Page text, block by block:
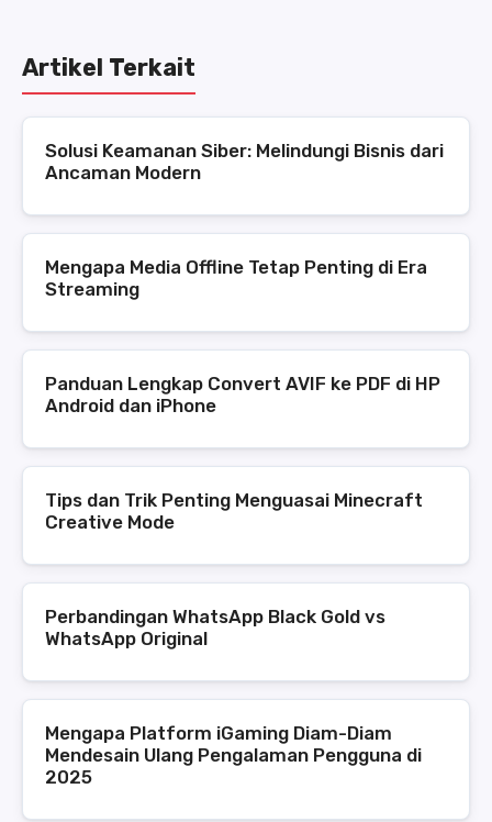
Artikel Terkait
Solusi Keamanan Siber: Melindungi Bisnis dari
Ancaman Modern
Mengapa Media Offline Tetap Penting di Era
Streaming
Panduan Lengkap Convert AVIF ke PDF di HP
Android dan iPhone
Tips dan Trik Penting Menguasai Minecraft
Creative Mode
Perbandingan WhatsApp Black Gold vs
WhatsApp Original
Mengapa Platform iGaming Diam-Diam
Mendesain Ulang Pengalaman Pengguna di
2025